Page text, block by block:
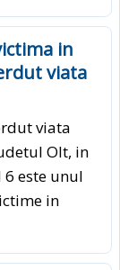
in
viata
viata
Olt, in
6 este unul
in